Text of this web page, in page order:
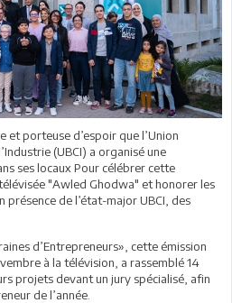
et porteuse d’espoir que l’Union
(UBCI) a organisé une
ses locaux Pour célébrer cette
"Awled Ghodwa" et honorer les
présence de l’état-major UBCI, des
d’Entrepreneurs», cette émission
à la télévision, a rassemblé 14
projets devant un jury spécialisé, afin
de l’année.